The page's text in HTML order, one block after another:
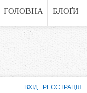
ГОЛОВНА БЛОҐИ
ВХІД РЕЄСТРАЦІЯ